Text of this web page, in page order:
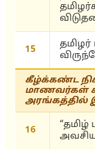
15
தமிழர்
கீழ்க்கண்ட
மாணவர்கள்
அரங்கத்தில்
16
“தமிழ்